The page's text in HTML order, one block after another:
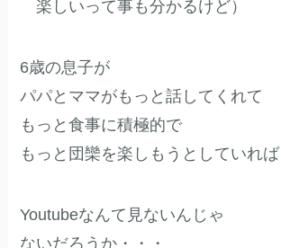
楽しいって事も分かるけど）
6歳の息子が
パパとママがもっと話してくれて
もっと食事に積極的で
もっと団欒を楽しもうとしていれば
Youtubeなんて見ないんじゃ
ないだろうか・・・